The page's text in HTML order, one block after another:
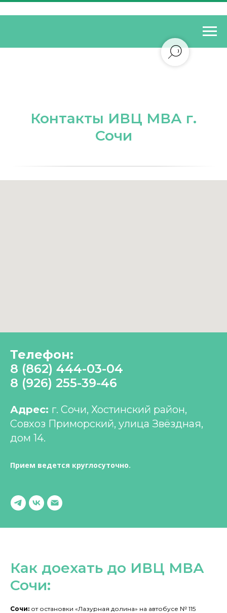
Контакты ИВЦ МВА г.
Сочи
Телефон:
8 (862) 444-03-04
8 (926) 255-39-46
Адрес: г. Сочи, Хостинский район,
Совхоз Приморский, улица Звёздная,
дом 14.
Прием ведется круглосуточно.
Как доехать до ИВЦ МВА
Сочи:
Сочи: от остановки «Лазурная долина» на автобусе № 115